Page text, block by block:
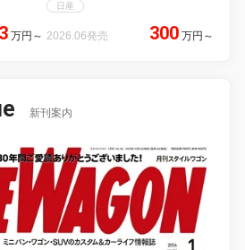
万円 ～
日産
2026.06発売 300 万円 ～
新刊案内